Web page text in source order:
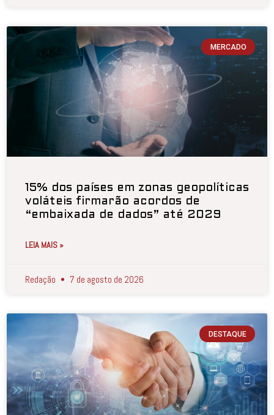
MERCADO
15% dos países em zonas geopolíticas
voláteis firmarão acordos de
“embaixada de dados” até 2029
LEIA MAIS »
Redação 7 de agosto de 2026
DESTAQUE